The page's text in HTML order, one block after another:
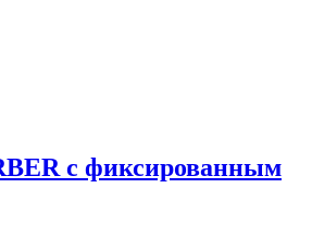
с фиксированным